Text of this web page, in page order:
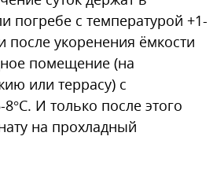
погребе с температурой +1-
после укоренения ёмкости
помещение (на
или террасу) с
И только после этого
на прохладный